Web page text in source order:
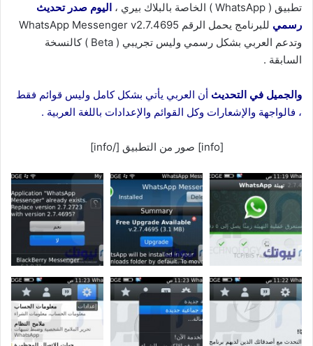
تطبيق ( WhatsApp ) الخاصة بالبلاك بيري ،
اليوم صدر تحديث
رسمي
للبرنامج يحمل الرقم WhatsApp Messenger v2.7.4695
وتدعم العربي بشكل رسمي وليس تجريبي ( Beta ) كالنسخة
السابقة .
والجميل في التحديث أن العربي يأتي بشكل كامل وليس قوائم فقط
، فالواجهة والإشعارات وكل القوائم والإعدادات باللغة العربية .
[info] صور من التطبيق [/info]